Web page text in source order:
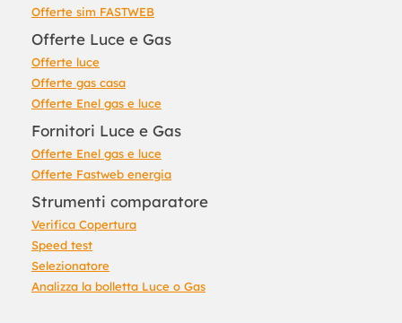
Offerte sim FASTWEB
Offerte Luce e Gas
Offerte luce
Offerte gas casa
Offerte Enel gas e luce
Fornitori Luce e Gas
Offerte Enel gas e luce
Offerte Fastweb energia
Strumenti comparatore
Verifica Copertura
Speed test
Selezionatore
Analizza la bolletta Luce o Gas